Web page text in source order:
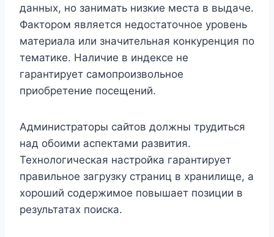
данных, но занимать низкие места в выдаче.
Фактором является недостаточное уровень
материала или значительная конкуренция по
тематике. Наличие в индексе не
гарантирует самопроизвольное
приобретение посещений.
Администраторы сайтов должны трудиться
над обоими аспектами развития.
Технологическая настройка гарантирует
правильное загрузку страниц в хранилище, а
хороший содержимое повышает позиции в
результатах поиска.